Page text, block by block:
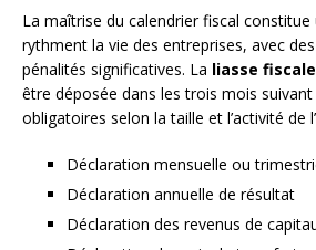
La maîtrise du calendrier fiscal
rythment la vie des entreprises, avec
pénalités significatives. La liasse fiscale
être déposée dans les trois mois
obligatoires selon la taille et l’activité de
Déclaration mensuelle ou
Déclaration annuelle de résultat
Déclaration des revenus de